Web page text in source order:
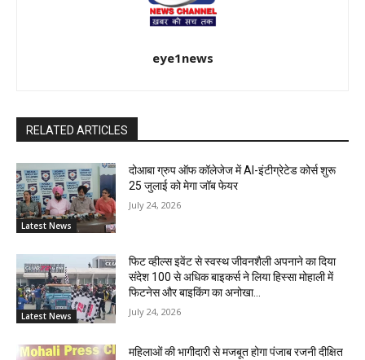
eye1news
RELATED ARTICLES
Latest News
दोआबा ग्रुप ऑफ कॉलेजेज में AI-इंटीग्रेटेड कोर्स शुरू
25 जुलाई को मेगा जॉब फेयर
July 24, 2026
Latest News
फिट व्हील्स इवेंट से स्वस्थ जीवनशैली अपनाने का दिया
संदेश 100 से अधिक बाइकर्स ने लिया हिस्सा मोहाली में
फिटनेस और बाइकिंग का अनोखा...
July 24, 2026
महिलाओं की भागीदारी से मजबूत होगा पंजाब रजनी दीक्षित